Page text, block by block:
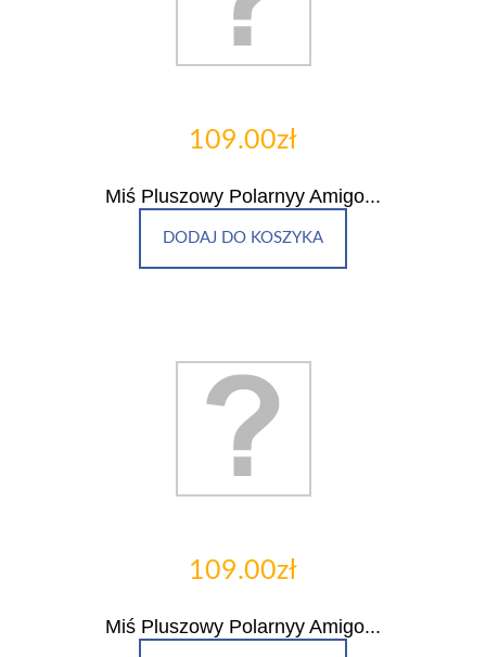
109.00zł
Miś Pluszowy Polarnyy Amigo...
DODAJ DO KOSZYKA
109.00zł
Miś Pluszowy Polarnyy Amigo...